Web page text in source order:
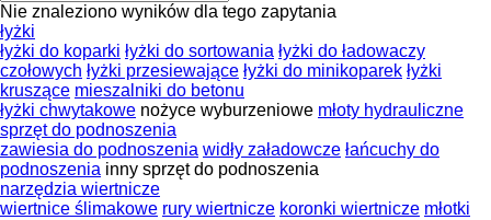
Nie znaleziono wyników dla tego zapytania
łyżki
łyżki do koparki łyżki do sortowania łyżki do ładowaczy
czołowych łyżki przesiewające łyżki do minikoparek łyżki
kruszące mieszalniki do betonu
łyżki chwytakowe nożyce wyburzeniowe młoty hydrauliczne
sprzęt do podnoszenia
zawiesia do podnoszenia widły załadowcze łańcuchy do
podnoszenia inny sprzęt do podnoszenia
narzędzia wiertnicze
wiertnice ślimakowe rury wiertnicze koronki wiertnicze młotki